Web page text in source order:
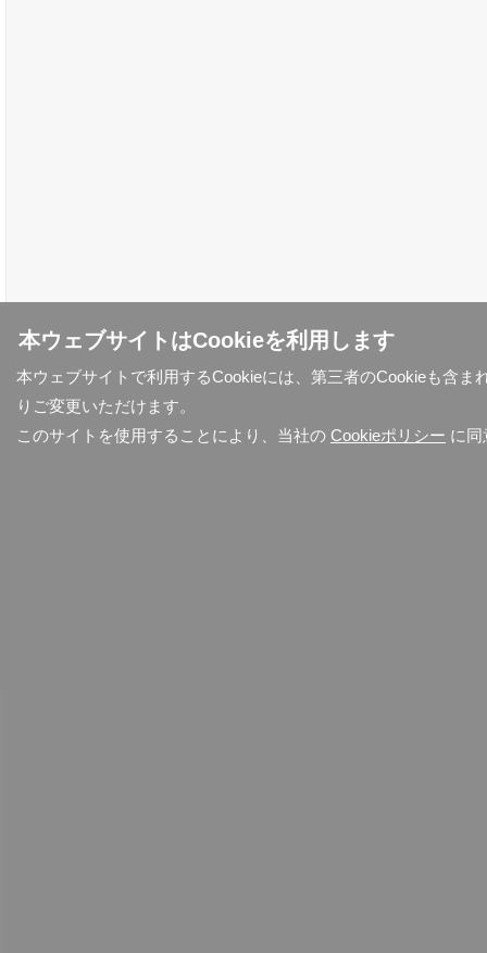
本ウェブサイトはCookieを利用します
本ウェブサイトで利用するCookieには、第三者のCookieも含
りご変更いただけます。
このサイトを使用することにより、当社の Cookieポリシー に